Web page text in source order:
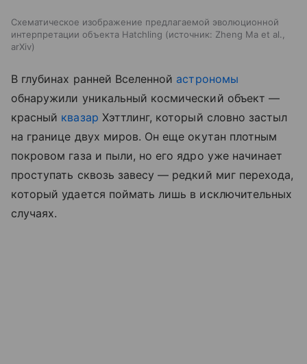
Схематическое изображение предлагаемой эволюционной
интерпретации объекта Hatchling
источник: Zheng Ma et al.,
arXiv
В глубинах ранней Вселенной астрономы
обнаружили уникальный космический объект —
красный квазар Хэттлинг, который словно застыл
на границе двух миров. Он еще окутан плотным
покровом газа и пыли, но его ядро уже начинает
проступать сквозь завесу — редкий миг перехода,
который удается поймать лишь в исключительных
случаях.